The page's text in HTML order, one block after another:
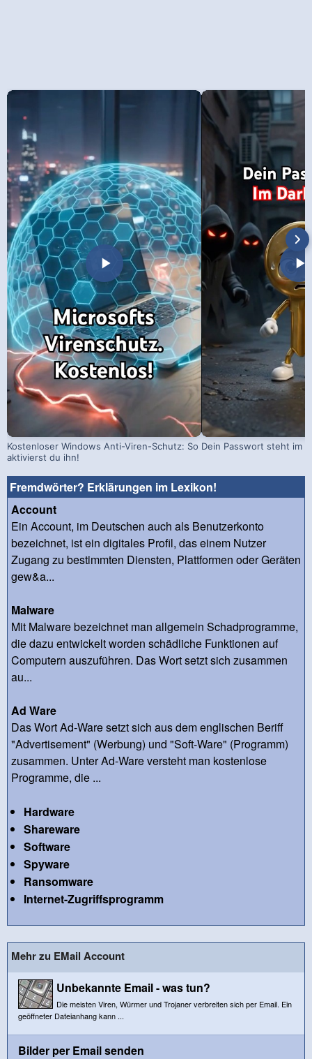
Kostenloser Windows Anti-Viren-Schutz: So
aktivierst du ihn!
Dein Passwort steht im
Fremdwörter? Erklärungen im Lexikon!
Account
Ein Account, im Deutschen auch als Benutzerkonto
bezeichnet, ist ein digitales Profil, das einem Nutzer
Zugang zu bestimmten Diensten, Plattformen oder Geräten
gew&a...
Malware
Mit Malware bezeichnet man allgemein Schadprogramme,
die dazu entwickelt worden schädliche Funktionen auf
Computern auszuführen. Das Wort setzt sich zusammen
au...
Ad Ware
Das Wort Ad-Ware setzt sich aus dem englischen Beriff
"Advertisement" (Werbung) und "Soft-Ware" (Programm)
zusammen. Unter Ad-Ware versteht man kostenlose
Programme, die ...
Hardware
Shareware
Software
Spyware
Ransomware
Internet-Zugriffsprogramm
Mehr zu EMail Account
Unbekannte Email - was tun?
Die meisten Viren, Würmer und Trojaner verbreiten sich per Email. Ein
geöffneter Dateianhang kann ...
Bilder per Email senden